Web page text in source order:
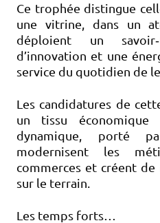
Ce trophée distingue
une vitrine, dans un
déploient un
d’innovation et une
service du quotidien de
Les candidatures de
un tissu économique
dynamique, porté
modernisent les
commerces et créent
sur le terrain.
Les temps forts…